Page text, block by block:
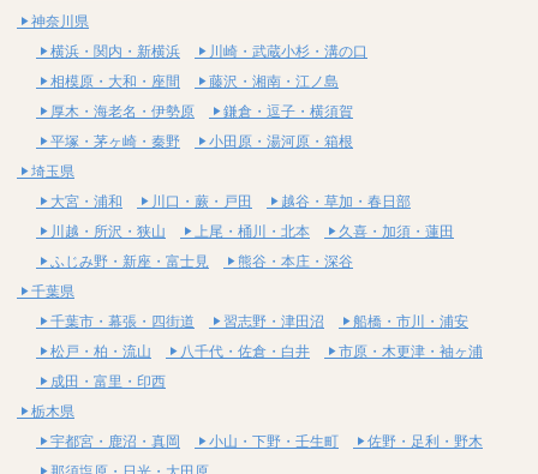
神奈川県
横浜・関内・新横浜
川崎・武蔵小杉・溝の口
相模原・大和・座間
藤沢・湘南・江ノ島
厚木・海老名・伊勢原
鎌倉・逗子・横須賀
平塚・茅ヶ崎・秦野
小田原・湯河原・箱根
埼玉県
大宮・浦和
川口・蕨・戸田
越谷・草加・春日部
川越・所沢・狭山
上尾・桶川・北本
久喜・加須・蓮田
ふじみ野・新座・富士見
熊谷・本庄・深谷
千葉県
千葉市・幕張・四街道
習志野・津田沼
船橋・市川・浦安
松戸・柏・流山
八千代・佐倉・白井
市原・木更津・袖ヶ浦
成田・富里・印西
栃木県
宇都宮・鹿沼・真岡
小山・下野・壬生町
佐野・足利・野木
那須塩原・日光・大田原